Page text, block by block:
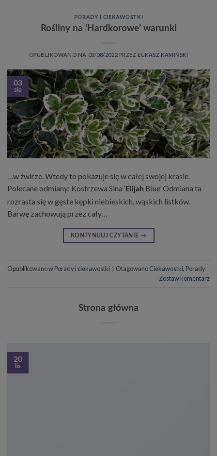
PORADY I CIEKAWOSTKI
Rośliny na ‘Hardkorowe’ warunki
OPUBLIKOWANO NA 03/08/2022 PRZEZŁUKASZ KAMIŃSKI
03
sie
…w żwirze. Wtedy to pokazuje się w całej swojej krasie.
Polecane odmiany: Kostrzewa Sina ‘ Elijah Blue’ Odmiana ta
rozrasta się w gęste kępki niebieskich, wąskich listków.
Barwę zachowują przez cały…
KONTYNUUJ CZYTANIE →
Opublikowano wPorady i ciekawostki OtagowanoCiekawostki, Porady
Zostaw komentarz
Strona główna
20
lis